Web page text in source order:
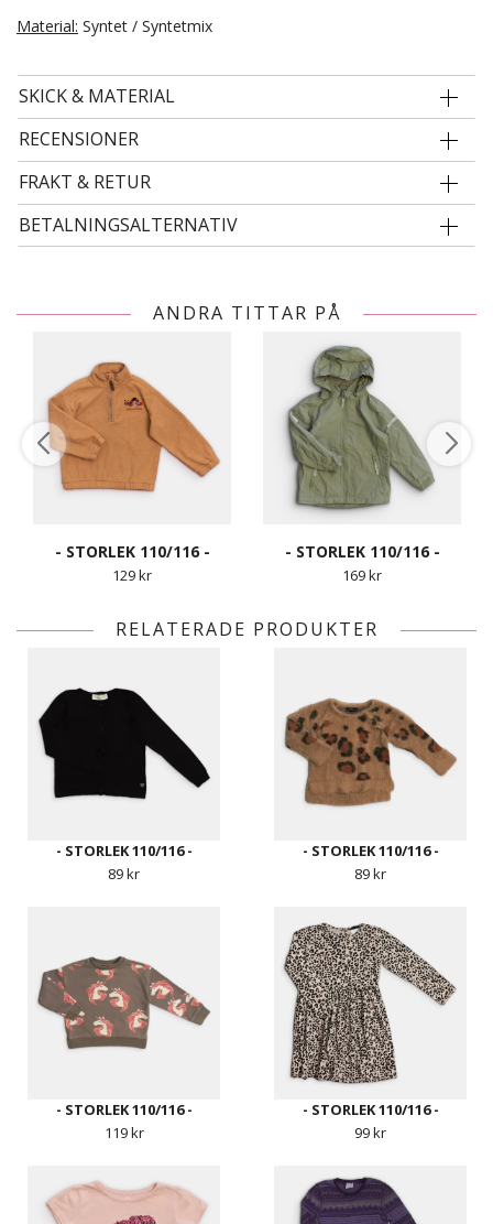
Material: Syntet / Syntetmix
SKICK & MATERIAL
RECENSIONER
FRAKT & RETUR
BETALNINGSALTERNATIV
ANDRA TITTAR PÅ
- STORLEK 110/116 -
129 kr
- STORLEK 110/116 -
169 kr
RELATERADE PRODUKTER
- STORLEK 110/116 -
89 kr
- STORLEK 110/116 -
89 kr
- STORLEK 110/116 -
119 kr
- STORLEK 110/116 -
99 kr